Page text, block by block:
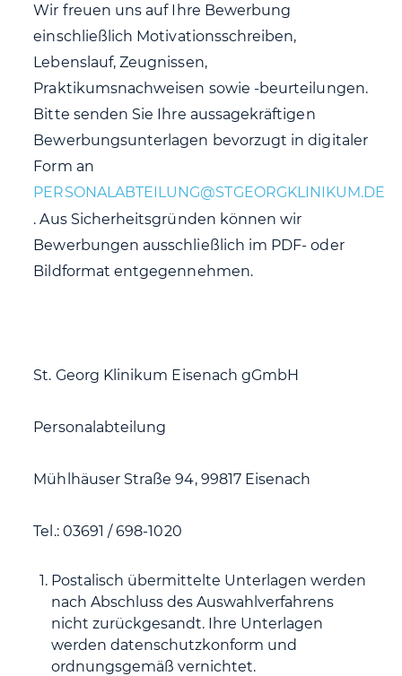
Wir freuen uns auf Ihre Bewerbung
einschließlich Motivationsschreiben,
Lebenslauf, Zeugnissen,
Praktikumsnachweisen sowie -beurteilungen.
Bitte senden Sie Ihre aussagekräftigen
Bewerbungsunterlagen bevorzugt in digitaler
Form an
. Aus Sicherheitsgründen können wir
Bewerbungen ausschließlich im PDF- oder
Bildformat entgegennehmen.
St. Georg Klinikum Eisenach gGmbH
Personalabteilung
Mühlhäuser Straße 94, 99817 Eisenach
Tel.: 03691 / 698-1020
Postalisch übermittelte Unterlagen werden
nach Abschluss des Auswahlverfahrens
nicht zurückgesandt. Ihre Unterlagen
werden datenschutzkonform und
ordnungsgemäß vernichtet.